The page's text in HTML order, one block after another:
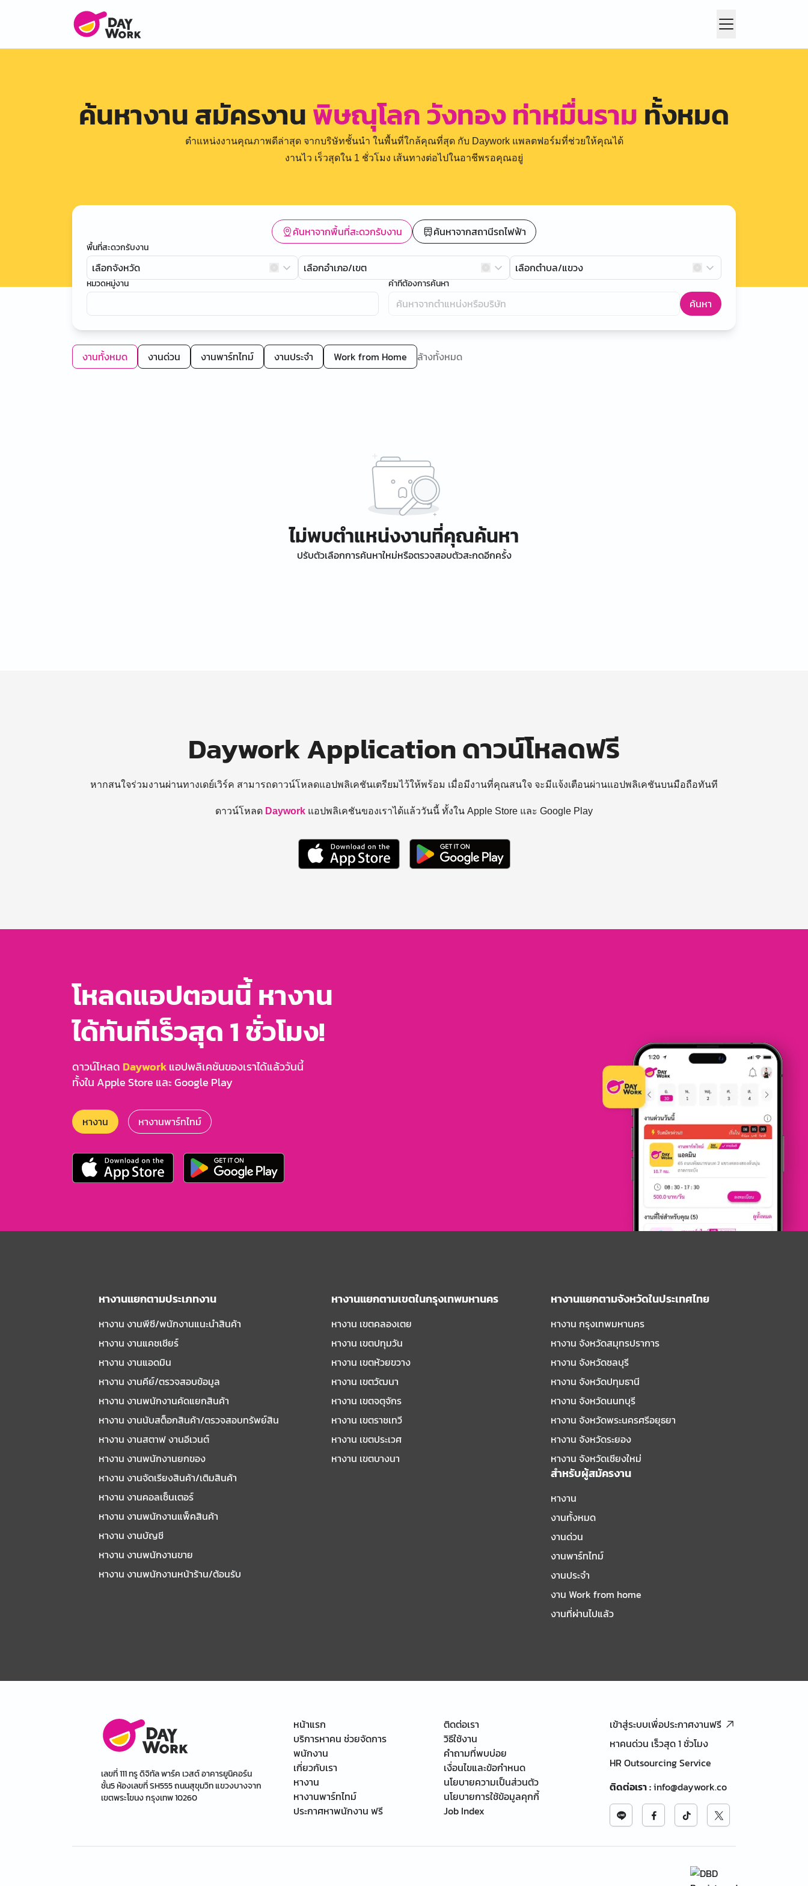
ค้นหางาน สมัครงานพิษณุโลก วังทอง ท่าหมื่นราม ทั้งหมด
ตำแหน่งงานคุณภาพดีล่าสุด จากบริษัทชั้นนำ ในพื้นที่ใกล้คุณที่สุด กับ Daywork แพลตฟอร์มที่ช่วยให้คุณได้
งานไว เร็วสุดใน 1 ชั่วโมง เส้นทางต่อไปในอาชีพรอคุณอยู่
ค้นหาจากพื้นที่สะดวกรับงาน ค้นหาจากสถานีรถไฟฟ้า
พื้นที่สะดวกรับงาน
เลือกจังหวัด เลือกอำเภอ/เขต เลือกตำบล/แขวง
หมวดหมู่งาน คำที่ต้องการค้นหา
ค้นหา
งานทั้งหมด งานด่วน งานพาร์ทไทม์ งานประจำ Work from Home ล้างทั้งหมด
ไม่พบตำแหน่งงานที่คุณค้นหา
ปรับตัวเลือกการค้นหาใหม่หรือตรวจสอบตัวสะกดอีกครั้ง
Daywork Application ดาวน์โหลดฟรี
หากสนใจร่วมงานผ่านทางเดย์เวิร์ค สามารถดาวน์โหลดแอปพลิเคชันเตรียมไว้ให้พร้อม เมื่อมีงานที่คุณสนใจ จะมีแจ้งเตือนผ่านแอปพลิเคชันบนมือถือทันที
ดาวน์โหลด Daywork แอปพลิเคชันของเราได้แล้ววันนี้ ทั้งใน Apple Store และ Google Play
โหลดแอปตอนนี้ หางาน
ได้ทันทีเร็วสุด 1 ชั่วโมง!
ดาวน์โหลด Dayworkแอปพลิเคชันของเราได้แล้ววันนี้
ทั้งใน Apple Store และ Google Play
หางาน หางานพาร์ทไทม์
หางานแยกตามประเภทงาน
หางาน งานพีซี/พนักงานแนะนําสินค้า
หางาน งานแคชเชียร์
หางาน งานแอดมิน
หางาน งานคีย์/ตรวจสอบข้อมูล
หางาน งานพนักงานคัดแยกสินค้า
หางาน งานนับสต็อกสินค้า/ตรวจสอบทรัพย์สิน
หางาน งานสตาฟ งานอีเวนต์
หางาน งานพนักงานยกของ
หางาน งานจัดเรียงสินค้า/เติมสินค้า
หางาน งานคอลเซ็นเตอร์
หางาน งานพนักงานแพ็คสินค้า
หางาน งานบัญชี
หางาน งานพนักงานขาย
หางาน งานพนักงานหน้าร้าน/ต้อนรับ
หางานแยกตามเขตในกรุงเทพมหานคร
หางาน เขตคลองเตย
หางาน เขตปทุมวัน
หางาน เขตห้วยขวาง
หางาน เขตวัฒนา
หางาน เขตจตุจักร
หางาน เขตราชเทวี
หางาน เขตประเวศ
หางาน เขตบางนา
หางานแยกตามจังหวัดในประเทศไทย
หางาน กรุงเทพมหานคร
หางาน จังหวัดสมุทรปราการ
หางาน จังหวัดชลบุรี
หางาน จังหวัดปทุมธานี
หางาน จังหวัดนนทบุรี
หางาน จังหวัดพระนครศรีอยุธยา
หางาน จังหวัดระยอง
หางาน จังหวัดเชียงใหม่
สำหรับผู้สมัครงาน
หางาน
งานทั้งหมด
งานด่วน
งานพาร์ทไทม์
งานประจำ
งาน Work from home
งานที่ผ่านไปแล้ว
เลขที่ 111 ทรู ดิจิทัล พาร์ค เวสต์ อาคารยูนิคอร์น
ชั้น5 ห้องเลขที่ SH555 ถนนสุขุมวิท แขวงบางจาก
เขตพระโขนง กรุงเทพ 10260
หน้าแรก
บริการหาคน ช่วยจัดการ
พนักงาน
เกี่ยวกับเรา
หางาน
หางานพาร์ทไทม์
ประกาศหาพนักงาน ฟรี
ติดต่อเรา
วิธีใช้งาน
คำถามที่พบบ่อย
เงื่อนไขและข้อกำหนด
นโยบายความเป็นส่วนตัว
นโยบายการใช้ข้อมูลคุกกี้
Job Index
เข้าสู่ระบบเพื่อประกาศงานฟรี
หาคนด่วน เร็วสุด 1 ชั่วโมง
HR Outsourcing Service
ติดต่อเรา:info@daywork.co